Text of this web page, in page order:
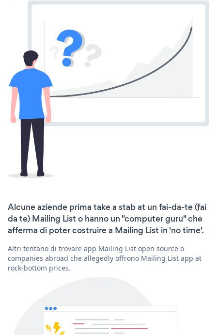
Alcune aziende prima take a stab at un fai-da-te (fai
da te) Mailing List o hanno un "computer guru" che
afferma di poter costruire a Mailing List in 'no time'.
Altri tentano di trovare app Mailing List open source o
companies abroad che allegedly offrono Mailing List app at
rock-bottom prices.